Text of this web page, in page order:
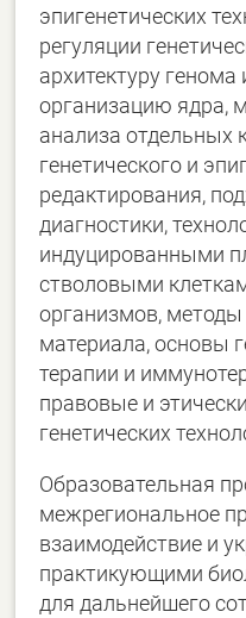
эпигенетических
регуляции
архитектуру
организацию ядра,
анализа отдельных
генетического и
редактирования,
диагностики,
индуцированными
стволовыми
организмов, методы
материала, основы
терапии и
правовые и
генетических
Образовательная
межрегиональное
взаимодействие и
практикующими
для дальнейшего